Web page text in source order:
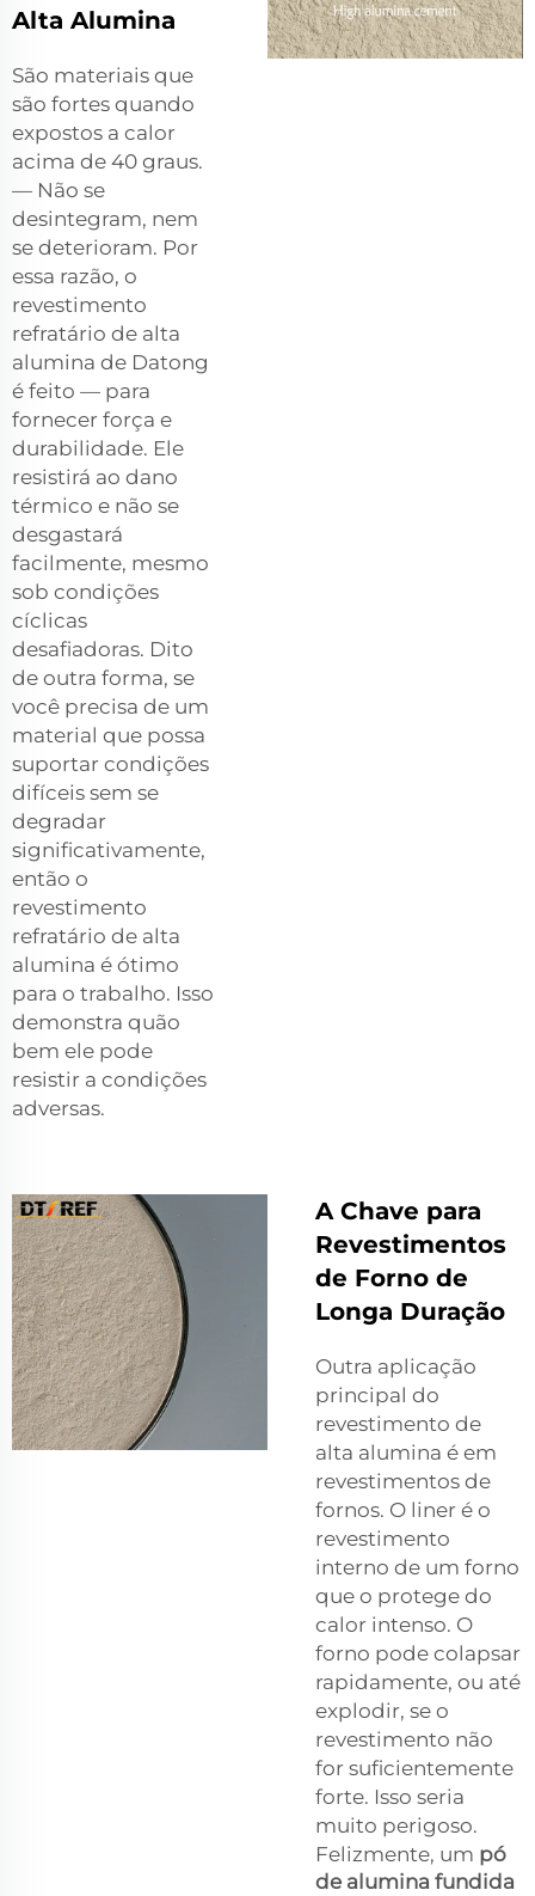
Alta Alumina
São materiais que
são fortes quando
expostos a calor
acima de 40 graus.
— Não se
desintegram, nem
se deterioram. Por
essa razão, o
revestimento
refratário de alta
alumina de Datong
é feito — para
fornecer força e
durabilidade. Ele
resistirá ao dano
térmico e não se
desgastará
facilmente, mesmo
sob condições
cíclicas
desafiadoras. Dito
de outra forma, se
você precisa de um
material que possa
suportar condições
difíceis sem se
degradar
significativamente,
então o
revestimento
refratário de alta
alumina é ótimo
para o trabalho. Isso
demonstra quão
bem ele pode
resistir a condições
adversas.
A Chave para
Revestimentos
de Forno de
Longa Duração
Outra aplicação
principal do
revestimento de
alta alumina é em
revestimentos de
fornos. O liner é o
revestimento
interno de um forno
que o protege do
calor intenso. O
forno pode colapsar
rapidamente, ou até
explodir, se o
revestimento não
for suficientemente
forte. Isso seria
muito perigoso.
Felizmente, um pó
de alumina fundida